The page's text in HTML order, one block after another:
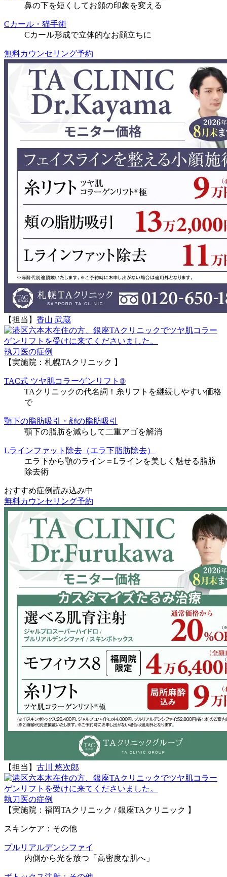
鼻の下を短くしてお顔の印象を変える
Cカール・猫手術
Cカール形成で立体的なお顔立ちに
無料カウンセリング予約
【担当】 香山 武蔵
執刀医の症例
【実施院：札幌TAクリニック 】
TAC式 ツヤ肌コラーゲンリフト®
TAクリニックの代名詞！糸リフトを継続しやすい価格
で
顎下の脂肪吸引・顔の脂肪吸引
顎下の脂肪を減らして二重アゴを解消
Lラインファット除去（エラ下脂肪除去）
エラ下から顎のライン＝Lラインを美しく魅せる脂肪
除去術
おすすめ症例読み込み中
無料カウンセリング予約
【担当】 古川 悠次郎
執刀医の症例
【実施院：福岡TAクリニック / 銀座TAクリニック 】
スキンケア：その他
プルリアルデンシファイ
内側から光を放つ「高密度な肌へ」